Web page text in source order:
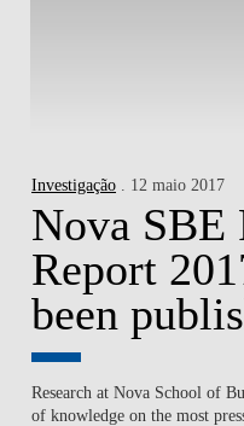
Investigação . 12 maio 2017
Nova SBE
Report
been
Research at Nova School of
of knowledge on the most